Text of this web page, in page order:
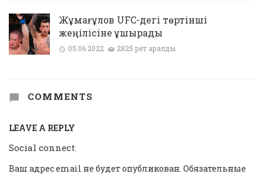
Жұмағұлов UFC-дегі төртінші
жеңілісіне ұшырады
05.06.2022 2825 рет қаралды
COMMENTS
LEAVE A REPLY
Social connect:
Ваш адрес email не будет опубликован. Обязательные